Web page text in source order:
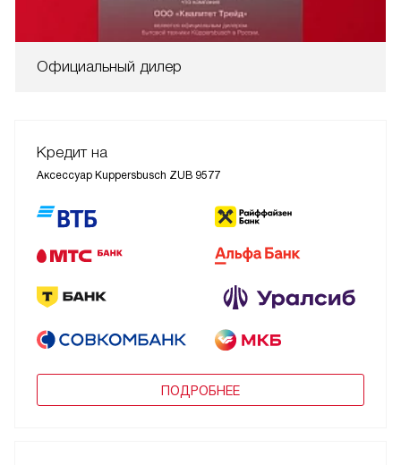
Официальный дилер
Кредит на
Аксессуар Kuppersbusch ZUB 9577
ПОДРОБНЕЕ